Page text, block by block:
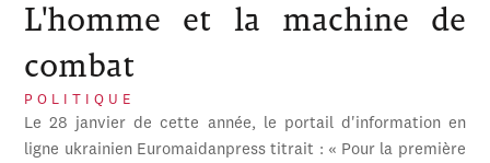
L'homme et la machine de
combat
POLITIQUE
Le 28 janvier de cette année, le portail d'information en
ligne ukrainien Euromaidanpress titrait : « Pour la première